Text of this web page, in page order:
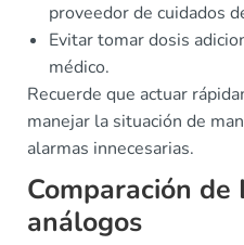
proveedor de cuidados
Evitar tomar dosis
médico.
Recuerde que actuar
manejar la situación de
alarmas innecesarias.
Comparación
análogos